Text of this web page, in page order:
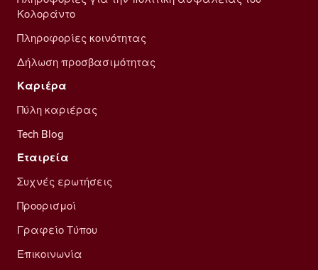
Κολοράντο
Πληροφορίες κοινότητας
Δήλωση προσβασιμότητας
Καριέρα
Πύλη καριέρας
Tech Blog
Εταιρεία
Συχνές ερωτήσεις
Προορισμοί
Γραφείο Τύπου
Επικοινωνία